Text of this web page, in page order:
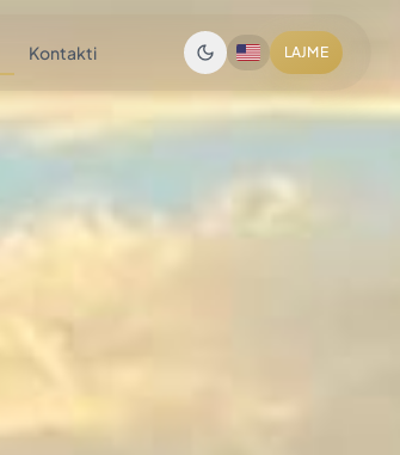
Kontakti LAJME